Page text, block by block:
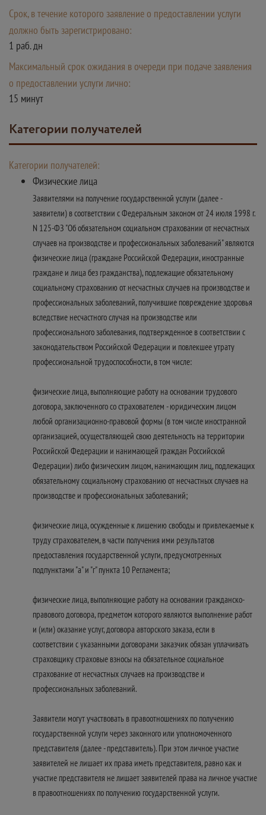
Срок, в течение которого заявление о предоставлении услуги
должно быть зарегистрировано:
1 раб. дн
Максимальный срок ожидания в очереди при подаче заявления
о предоставлении услуги лично:
15 минут
Категории получателей
Категории получателей:
Физические лица
Заявителями на получение государственной услуги (далее -
заявители) в соответствии с Федеральным законом от 24 июля 1998 г.
N 125-ФЗ "Об обязательном социальном страховании от несчастных
случаев на производстве и профессиональных заболеваний" являются
физические лица (граждане Российской Федерации, иностранные
граждане и лица без гражданства), подлежащие обязательному
социальному страхованию от несчастных случаев на производстве и
профессиональных заболеваний, получившие повреждение здоровья
вследствие несчастного случая на производстве или
профессионального заболевания, подтвержденное в соответствии с
законодательством Российской Федерации и повлекшее утрату
профессиональной трудоспособности, в том числе:
физические лица, выполняющие работу на основании трудового
договора, заключенного со страхователем - юридическим лицом
любой организационно-правовой формы (в том числе иностранной
организацией, осуществляющей свою деятельность на территории
Российской Федерации и нанимающей граждан Российской
Федерации) либо физическим лицом, нанимающим лиц, подлежащих
обязательному социальному страхованию от несчастных случаев на
производстве и профессиональных заболеваний;
физические лица, осужденные к лишению свободы и привлекаемые к
труду страхователем, в части получения ими результатов
предоставления государственной услуги, предусмотренных
подпунктами "а" и "г" пункта 10 Регламента;
физические лица, выполняющие работу на основании гражданско-
правового договора, предметом которого являются выполнение работ
и (или) оказание услуг, договора авторского заказа, если в
соответствии с указанными договорами заказчик обязан уплачивать
страховщику страховые взносы на обязательное социальное
страхование от несчастных случаев на производстве и
профессиональных заболеваний.
Заявители могут участвовать в правоотношениях по получению
государственной услуги через законного или уполномоченного
представителя (далее - представитель). При этом личное участие
заявителей не лишает их права иметь представителя, равно как и
участие представителя не лишает заявителей права на личное участие
в правоотношениях по получению государственной услуги.